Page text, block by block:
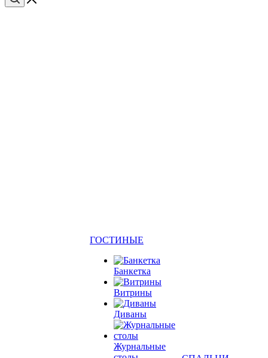
ГОСТИНЫЕ
Банкетка
Витрины
Диваны
Журнальные